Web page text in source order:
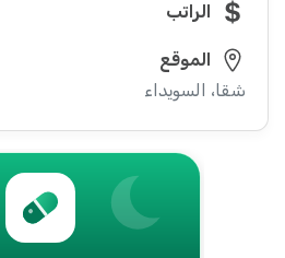
الراتب
الموقع
شقا، السويداء